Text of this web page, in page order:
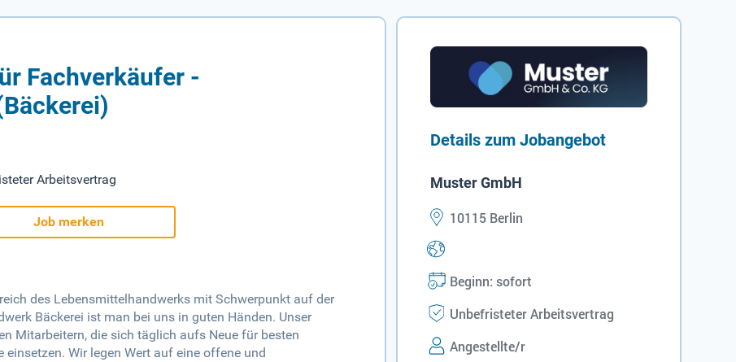
Fachverkäufer -
Arbeitsvertrag
Job merken
des Lebensmittelhandwerks mit Schwerpunkt auf der
Bäckerei ist man bei uns in guten Händen. Unser
Mitarbeitern, die sich täglich aufs Neue für besten
Wir legen Wert auf eine offene und
Details zum Jobangebot
Muster GmbH
10115 Berlin
Beginn: sofort
Unbefristeter Arbeitsvertrag
Angestellte/r